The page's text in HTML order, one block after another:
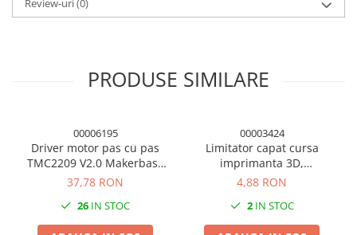
Cabluri, conectori si izolatie
Cabluri si adaptoare
Conectori, mufe si blocuri
Componente electronice
Rezistente si termistori
Review-uri(0)
PRODUSE SIMILARE
00006195
Driver motor pas cu pas
TMC2209 V2.0 Makerbase
MKS, 2.5A, UART, cu
37,78 RON
26 IN STOC
00003424
Limitator capat cursa
imprimanta 3D,
microswitch, cablu 2 pini
4,88 RON
2IN STOC